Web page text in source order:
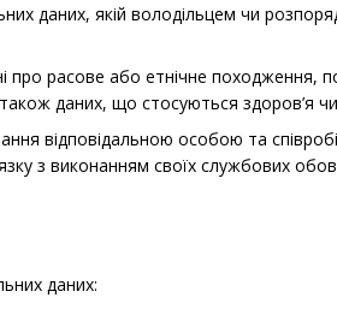
даних, якій володільцем чи
про расове або етнічне походження,
також даних, що стосуються здоров’я
відповідальною особою та
з виконанням своїх службових
даних: